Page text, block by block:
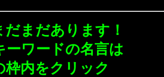
だまだあります！
ーワードの名言は
枠内をクリック